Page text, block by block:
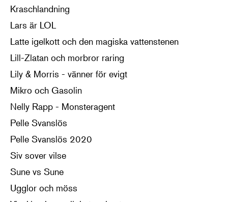
Kraschlandning
Lars är LOL
Latte igelkott och den magiska vattenstenen
Lill-Zlatan och morbror raring
Lily & Morris - vänner för evigt
Mikro och Gasolin
Nelly Rapp - Monsteragent
Pelle Svanslös
Pelle Svanslös 2020
Siv sover vilse
Sune vs Sune
Ugglor och möss